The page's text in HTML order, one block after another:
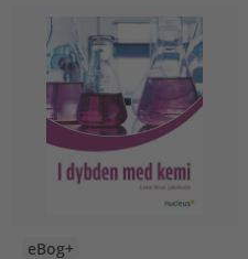
eBog+